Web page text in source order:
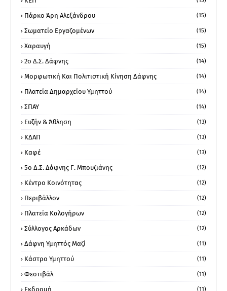
Πάρκο Άρη Αλεξάνδρου (15)
Σωματείο Εργαζομένων (15)
Χαραυγή (15)
2ο Δ.Σ. Δάφνης (14)
Μορφωτική Και Πολιτιστική Κίνηση Δάφνης (14)
Πλατεία Δημαρχείου Υμηττού (14)
ΣΠΑΥ (14)
Ευζήν & Άθληση (13)
ΚΔΑΠ (13)
Καφέ (13)
5ο Δ.Σ. Δάφνης Γ. Μπουζιάνης (12)
Κέντρο Κοινότητας (12)
Περιβάλλον (12)
Πλατεία Καλογήρων (12)
Σύλλογος Αρκάδων (12)
Δάφνη Υμηττός Μαζί (11)
Κάστρο Υμηττού (11)
Φεστιβάλ (11)
Εκδρομή (11)